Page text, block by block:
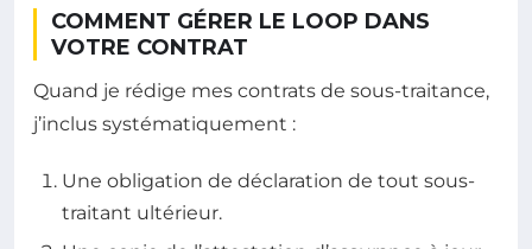
COMMENT GÉRER LE LOOP DANS
VOTRE CONTRAT
Quand je rédige mes contrats de sous-traitance,
j’inclus systématiquement :
Une obligation de déclaration de tout sous-
traitant ultérieur.